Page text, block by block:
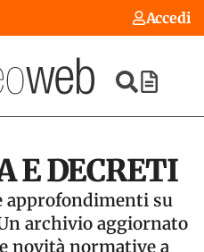
Accedi
E DECRETI
approfondimenti su
archivio aggiornato
novità normative a